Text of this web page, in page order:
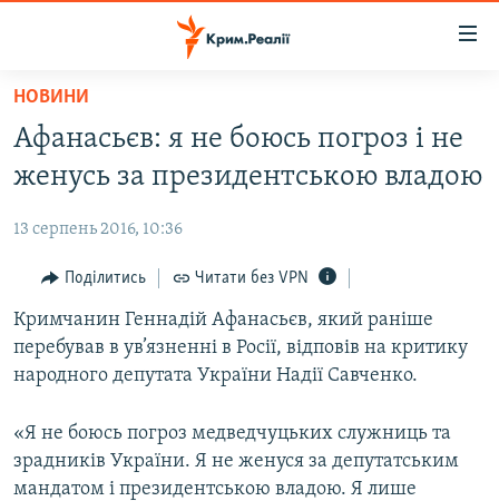
Перейти
основного
матеріалу
Перейти
до
навігації
Перейти
до
пошуку
НОВИНИ
ВОДА.КРИМ
ВІДЕО ТА ФОТО
ПОЛІТИКА
БЛОГИ
ПОГЛЯД
ІНТЕРВ'Ю
СПЕЦПРОЕКТИ
ДЕПОРТАЦІЯ
ЯК ОБІЙТИ БЛОКУВАННЯ
НОВИНИ
Афанасьєв: я не боюсь погроз і не
женусь за президентською владою
13 серпень 2016, 10:36
Поділитись Читати без VPN
Кримчанин Геннадій Афанасьєв, який раніше
перебував в ув’язненні в Росії, відповів на критику
народного депутата України Надії Савченко.
«Я не боюсь погроз медведчуцьких служниць та
зрадників України. Я не женуся за депутатським
мандатом і президентською владою. Я лише